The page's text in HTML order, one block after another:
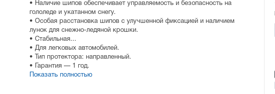
• Наличие шипов обеспечивает управляемость и безопасность на
гололеде и укатанном снегу.
• Особая расстановка шипов с улучшенной фиксацией и наличием
лунок для снежно-ледяной крошки.
• Стабильная...
• Для легковых автомобилей.
• Тип протектора: направленный.
• Гарантия — 1 год.
Показать полностью